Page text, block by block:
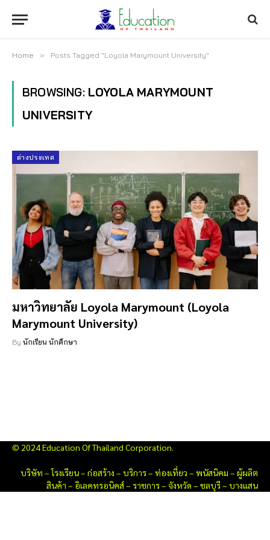
Home » Posts Tagged "Loyola Marymount University"
BROWSING: LOYOLA MARYMOUNT
UNIVERSITY
ต่างประเทศ
มหาวิทยาลัย Loyola Marymount (Loyola
Marymount University)
By นักเรียน นักศึกษา
© 2024 Education Of Thailand Corporation.
บริษัท –โรงเรียน– ก่อสร้าง – บริการ– ท่องเที่ยว – พนัสนิคม – ผู้ผลิต
สินค้า – อิเลคทรอนิคส์– ราชการ– จังหวัด – ชลบุรี– บางแสน